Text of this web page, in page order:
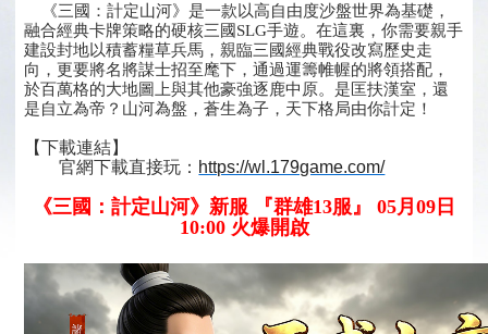
《三國：計定山河》是一款以高自由度沙盤世界為基礎，
融合經典卡牌策略的硬核三國SLG手遊。在這裏，你需要親手
建設封地以積蓄糧草兵馬，親臨三國經典戰役改寫歷史走
向，更要將名將謀士招至麾下，通過運籌帷幄的將領搭配，
於百萬格的大地圖上與其他豪強逐鹿中原。是匡扶漢室，還
是自立為帝？山河為盤，蒼生為子，天下格局由你計定！
【下載連結】
官網下載直接玩： https://wl.179game.com/
《三國：計定山河》新服 『群雄13服』 05月09日
10:00 火爆開啟